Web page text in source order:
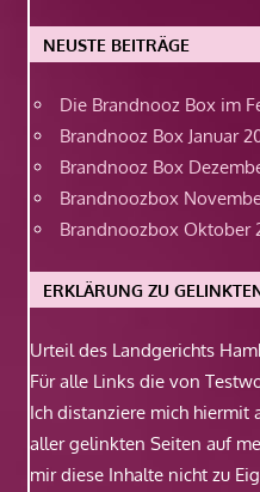
NEUSTE BEITRÄGE
Die Brandnooz Box im
Brandnooz Box Januar
Brandnooz Box
Brandnoozbox
Brandnoozbox Oktober
ERKLÄRUNG ZU
Urteil des Landgerichts
Für alle Links die von
Ich distanziere mich hiermit
aller gelinkten Seiten auf
mir diese Inhalte nicht zu